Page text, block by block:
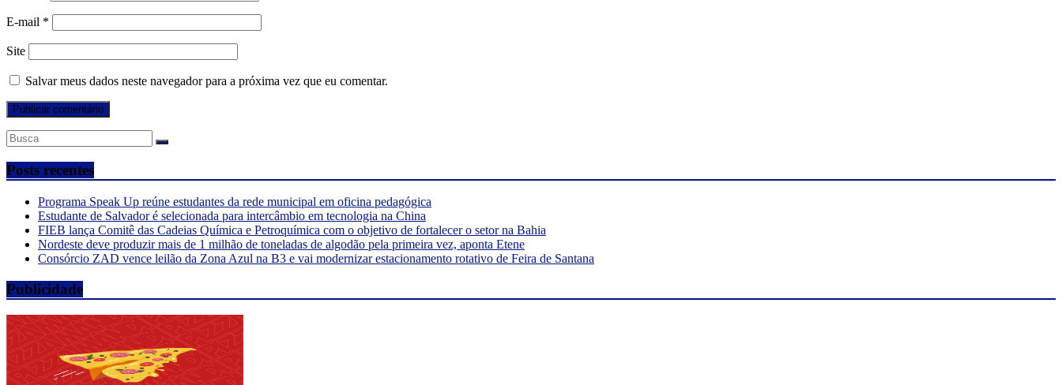
E-mail *
Site
Salvar meus dados neste navegador para a próxima vez que eu comentar.
Posts recentes
Programa Speak Up reúne estudantes da rede municipal em oficina pedagógica
Estudante de Salvador é selecionada para intercâmbio em tecnologia na China
FIEB lança Comitê das Cadeias Química e Petroquímica com o objetivo de fortalecer o setor na Bahia
Nordeste deve produzir mais de 1 milhão de toneladas de algodão pela primeira vez, aponta Etene
Consórcio ZAD vence leilão da Zona Azul na B3 e vai modernizar estacionamento rotativo de Feira de Santana
Publicidade